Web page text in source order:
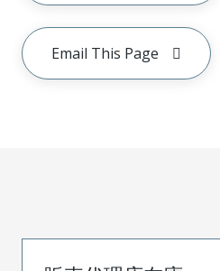
Email This Page